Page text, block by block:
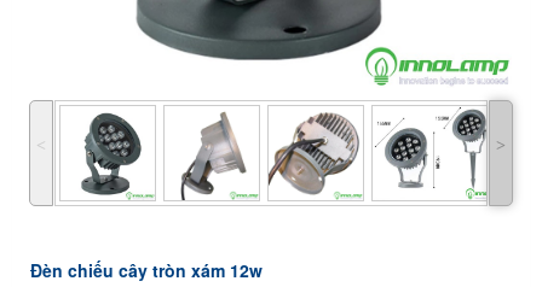
˂ ˃
Đèn chiếu cây tròn xám 12w